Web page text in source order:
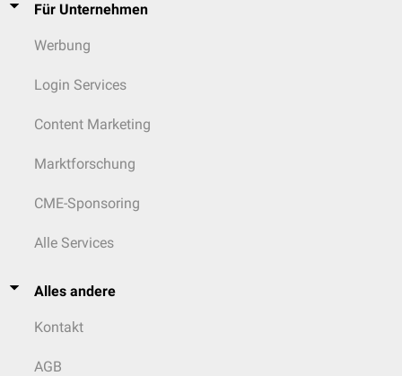
Für Unternehmen
Werbung
Login Services
Content Marketing
Marktforschung
CME-Sponsoring
Alle Services
Alles andere
Kontakt
AGB